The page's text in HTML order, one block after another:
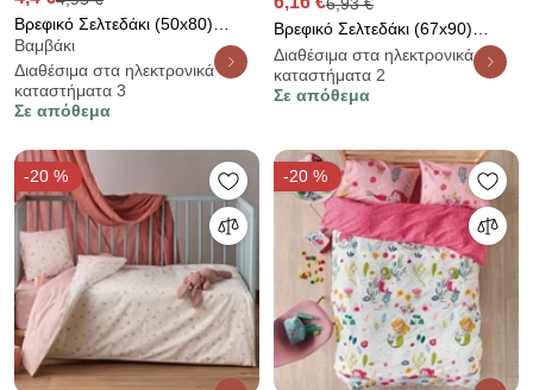
Βρεφικό Σελτεδάκι (50x80)
Dimcol Λαχούρ 154
Βαμβάκι
Διαθέσιμα στα ηλεκτρονικά
καταστήματα 3
Σε απόθεμα
Βρεφικό Σελτεδάκι (67x90)
Dimcol Αδιάβροχο Stars 60
Λευκό/Γκρι
Διαθέσιμα στα ηλεκτρονικά
καταστήματα 2
Σε απόθεμα
-20 % -20 %